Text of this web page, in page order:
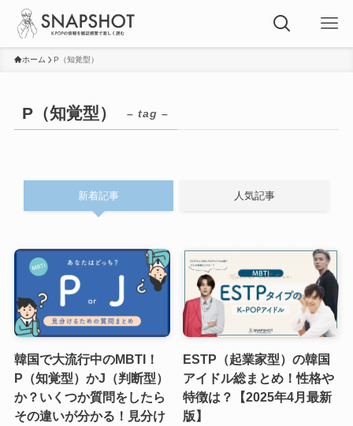
ホーム P（知覚型）
P（知覚型） – tag –
新着記事 人気記事
韓国で大流行中のMBTI！
P（知覚型）かJ（判断型）
か？いくつか質問をしたら
その違いが分かる！見分け
ESTP（起業家型）の韓国
アイドル総まとめ！性格や
特徴は？【2025年4月最新
版】